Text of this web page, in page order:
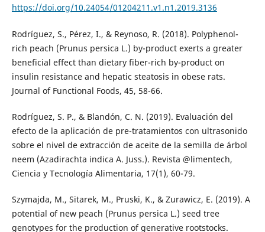
https://doi.org/10.24054/01204211.v1.n1.2019.3136
Rodríguez, S., Pérez, I., & Reynoso, R. (2018). Polyphenol-
rich peach (Prunus persica L.) by-product exerts a greater
beneficial effect than dietary fiber-rich by-product on
insulin resistance and hepatic steatosis in obese rats.
Journal of Functional Foods, 45, 58-66.
Rodríguez, S. P., & Blandón, C. N. (2019). Evaluación del
efecto de la aplicación de pre-tratamientos con ultrasonido
sobre el nivel de extracción de aceite de la semilla de árbol
neem (Azadirachta indica A. Juss.). Revista @limentech,
Ciencia y Tecnología Alimentaria, 17(1), 60-79.
Szymajda, M., Sitarek, M., Pruski, K., & Zurawicz, E. (2019). A
potential of new peach (Prunus persica L.) seed tree
genotypes for the production of generative rootstocks.